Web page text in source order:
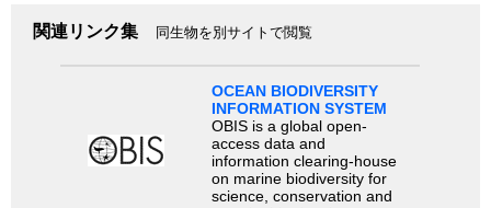
関連リンク集 同生物を別サイトで閲覧
OCEAN BIODIVERSITY
INFORMATION SYSTEM
OBIS is a global open-
access data and
information clearing-house
on marine biodiversity for
science, conservation and